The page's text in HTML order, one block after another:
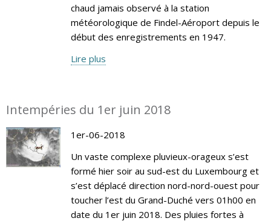
chaud jamais observé à la station
météorologique de Findel-Aéroport depuis le
début des enregistrements en 1947.
Lire plus
Intempéries du 1er juin 2018
1er-06-2018
Un vaste complexe pluvieux-orageux s’est
formé hier soir au sud-est du Luxembourg et
s’est déplacé direction nord-nord-ouest pour
toucher l’est du Grand-Duché vers 01h00 en
date du 1er juin 2018. Des pluies fortes à